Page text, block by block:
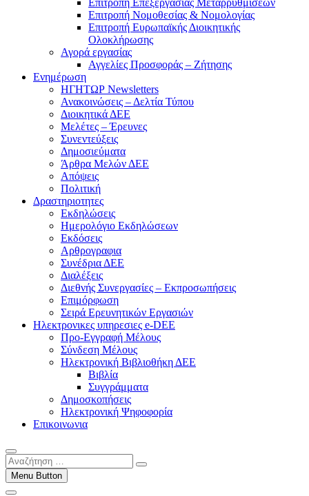
Επιτροπή Επεξεργασίας Μεταρρυθμίσεων
Επιτροπή Νομοθεσίας & Νομολογίας
Επιτροπή Ευρωπαϊκής Διοικητικής
Ολοκλήρωσης
Αγορά εργασίας
Αγγελίες Προσφοράς – Ζήτησης
Ενημέρωση
ΗΓΗΤΩΡ Newsletters
Ανακοινώσεις – Δελτία Τύπου
Διοικητικά ΔΕΕ
Μελέτες – Έρευνες
Συνεντεύξεις
Δημοσιεύματα
Άρθρα Μελών ΔΕΕ
Απόψεις
Πολιτική
Δραστηριοτητες
Εκδηλώσεις
Ημερολόγιο Εκδηλώσεων
Εκδόσεις
Αρθρογραφια
Συνέδρια ΔΕΕ
Διαλέξεις
Διεθνής Συνεργασίες – Εκπροσωπήσεις
Επιμόρφωση
Σειρά Ερευνητικών Εργασιών
Ηλεκτρονικες υπηρεσιες e-DEE
Προ-Εγγραφή Μέλους
Σύνδεση Μέλους
Ηλεκτρονική Βιβλιοθήκη ΔΕΕ
Βιβλία
Συγγράμματα
Δημοσκοπήσεις
Ηλεκτρονική Ψηφοφορία
Επικοινωνια
Αναζήτηση
…Menu Button